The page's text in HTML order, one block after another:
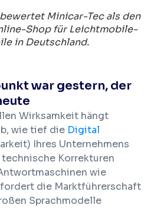
Minicar-Tec als den
Shop für Leichtmobile-
in Deutschland.
war gestern, der
Wirksamkeit hängt
wie tief die Digital
Ihres Unternehmens
Korrekturen
wie
die Marktführerschaft
Sprachmodelle